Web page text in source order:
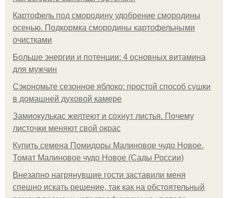
Картофель под смородину удобрение смородины
осенью. Подкормка смородины картофельными
очистками
Больше энергии и потенции: 4 основных витамина
для мужчин
Сэкономьте сезонное яблоко: простой способ сушки
в домашней духовой камере
Замиокулькас желтеют и сохнут листья. Почему
листочки меняют свой окрас
Купить семена Помидоры Малиновое чудо Новое.
Томат Малиновое чудо Новое (Сады России)
Внезапно нагрянувшие гости заставили меня
спешно искать решение, так как на обстоятельный